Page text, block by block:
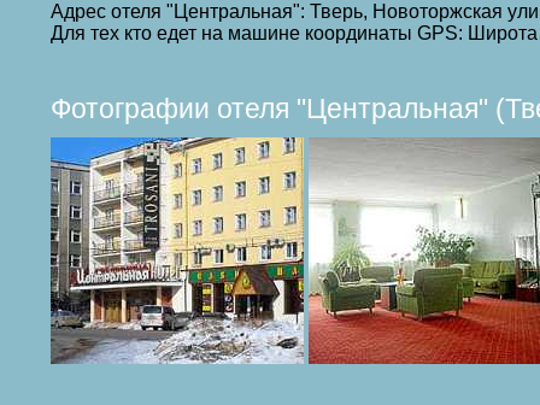
Адрес отеля "Центральная": Тверь, Новоторжская
Для тех кто едет на машине координаты GPS:
Фотографии отеля "Центральная"